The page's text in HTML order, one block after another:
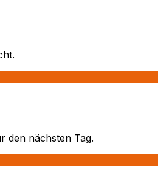
den nächsten Tag.